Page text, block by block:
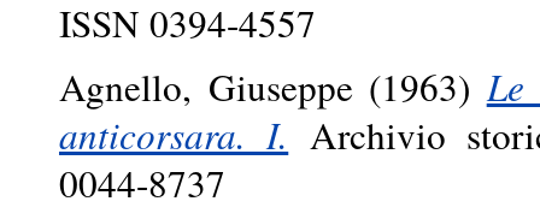
ISSN 0394-4557
Agnello, Giuseppe (1963)
anticorsara. I. Archivio
0044-8737